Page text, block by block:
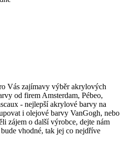
Vás zajímavy výběr akrylových
od firem Amsterdam, Pébeo,
- nejlepší akrylové barvy na
i olejové barvy VanGogh, nebo
zájem o další výrobce, dejte nám
vhodné, tak jej co nejdříve